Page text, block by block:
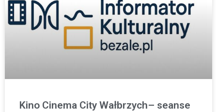
Kino Cinema City Wałbrzych– seanse